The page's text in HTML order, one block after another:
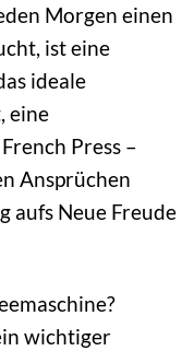
Morgen einen
ist eine
ideale
eine
Press –
Ansprüchen
aufs Neue Freude
wichtiger